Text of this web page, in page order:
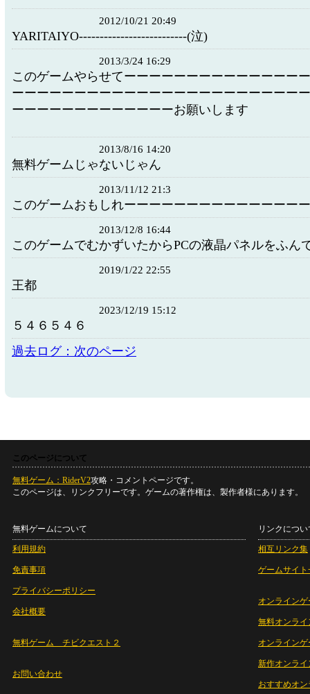
2012/10/21 20:49
YARITAIYO--------------------------(泣)
2013/3/24 16:29
このゲームやらせてーーーーーーーーーーーーーー
ーーーーーーーーーーーーーーーーーーーーーーー
ーーーーーーーーーーーーーお願いします
2013/8/16 14:20
無料ゲームじゃないじゃん
2013/11/12 21:3
このゲームおもしれーーーーーーーーーーーーーー
2013/12/8 16:44
このゲームでむかずいたからPCの液晶パネルをふん
2019/1/22 22:55
王都
2023/12/19 15:12
５４６５４６
過去ログ：次のページ
このページについて
無料ゲーム：RiderV2攻略・コメントページです。
このページは、リンクフリーです。ゲームの著作権は、製作者様にあります。
無料ゲームについて
利用規約
免責事項
プライバシーポリシー
会社概要
無料ゲーム チビクエスト２
お問い合わせ
リンクについ
相互リンク集
ゲームサイト
オンラインゲ
無料オンライ
オンライン
新作オンライ
おすすめオ